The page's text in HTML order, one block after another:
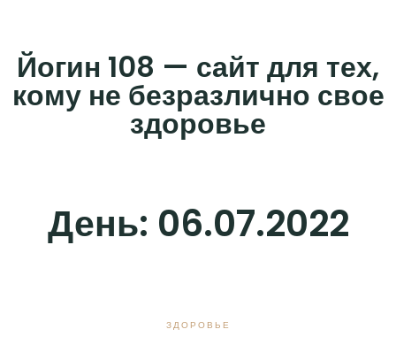
content
Йогин 108 — сайт для тех,
кому не безразлично свое
здоровье
День: 06.07.2022
ЗДОРОВЬЕ